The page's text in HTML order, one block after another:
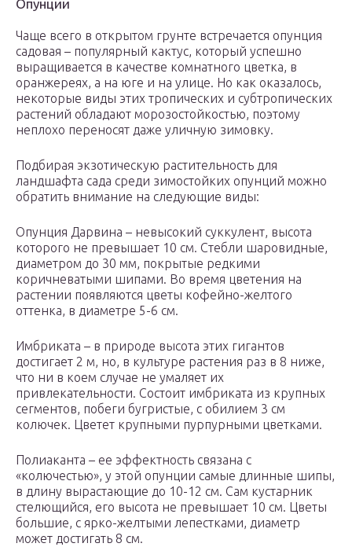
Опунции
Чаще всего в открытом грунте встречается опунция
садовая – популярный кактус, который успешно
выращивается в качестве комнатного цветка, в
оранжереях, а на юге и на улице. Но как оказалось,
некоторые виды этих тропических и субтропических
растений обладают морозостойкостью, поэтому
неплохо переносят даже уличную зимовку.
Подбирая экзотическую растительность для
ландшафта сада среди зимостойких опунций можно
обратить внимание на следующие виды:
Опунция Дарвина – невысокий суккулент, высота
которого не превышает 10 см. Стебли шаровидные,
диаметром до 30 мм, покрытые редкими
коричневатыми шипами. Во время цветения на
растении появляются цветы кофейно-желтого
оттенка, в диаметре 5-6 см.
Имбриката – в природе высота этих гигантов
достигает 2 м, но, в культуре растения раз в 8 ниже,
что ни в коем случае не умаляет их
привлекательности. Состоит имбриката из крупных
сегментов, побеги бугристые, с обилием 3 см
колючек. Цветет крупными пурпурными цветками.
Полиаканта – ее эффектность связана с
«колючестью», у этой опунции самые длинные шипы,
в длину вырастающие до 10-12 см. Сам кустарник
стелющийся, его высота не превышает 10 см. Цветы
большие, с ярко-желтыми лепестками, диаметр
может достигать 8 см.